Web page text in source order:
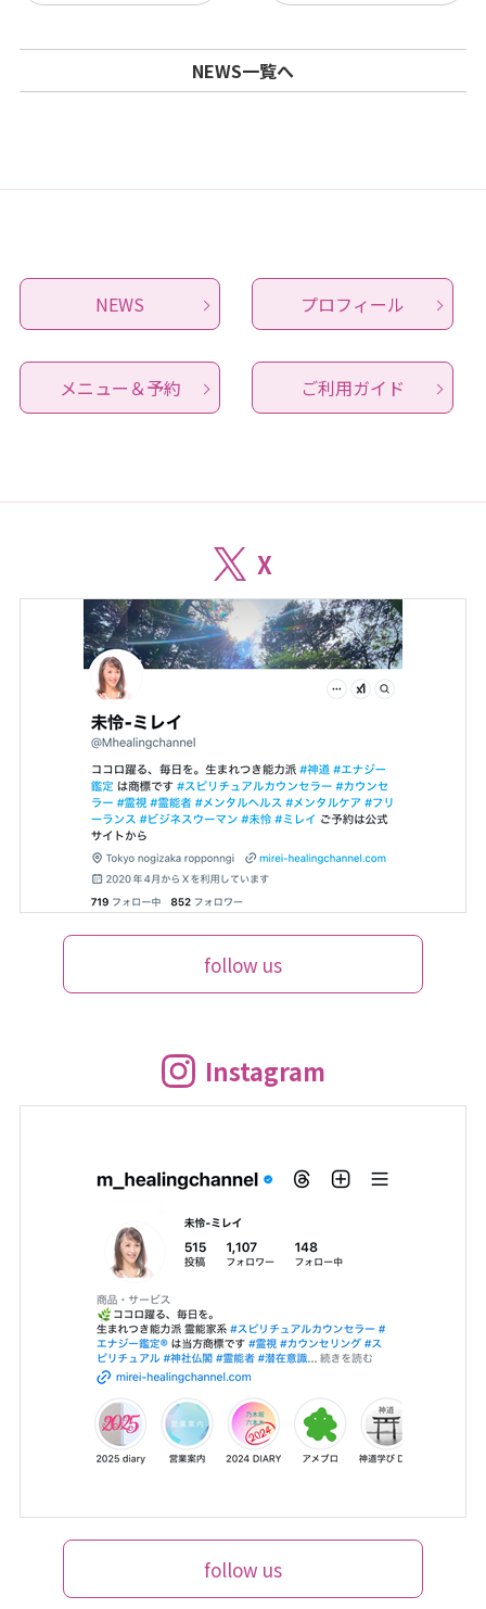
NEWS一覧へ
NEWS プロフィール
メニュー＆予約 ご利用ガイド
X
follow us
Instagram
follow us